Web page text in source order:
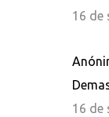
16 de
16 de